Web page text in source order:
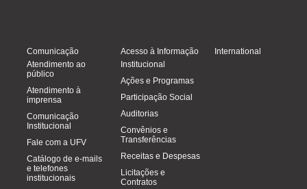
Comunicação
Atendimento ao
público
Atendimento à
imprensa
Comunicação
Institucional
Fale com a UFV
Catálogo de e-mails
e telefones
institucionais
Acesso à Informação
Institucional
Ações e Programas
Participação Social
Auditorias
Convênios e
Transferências
Receitas e Despesas
Licitações e
Contratos
International